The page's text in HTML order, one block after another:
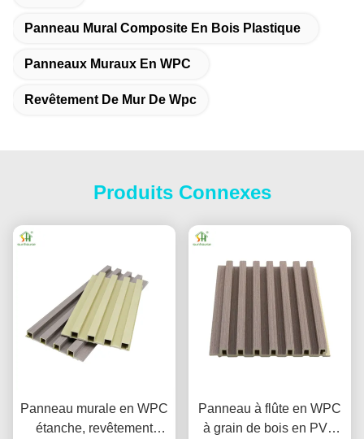
Panneau Mural Composite En Bois Plastique
Panneaux Muraux En WPC
Revêtement De Mur De Wpc
Produits Connexes
Panneau murale en WPC
étanche, revêtement
Panneau à flûte en WPC
à grain de bois en PVC